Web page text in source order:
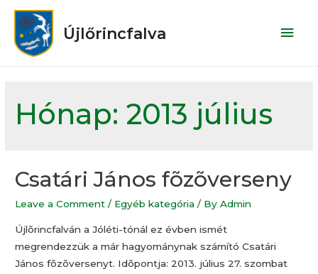
Újlőrincfalva
Hónap:2013 július
Csatári János fõzõverseny
Leave a Comment / Egyéb kategória / ByAdmin
Újlõrincfalván a Jóléti-tónál ez évben ismét
megrendezzük a már hagyománynak számító Csatári
János fõzõversenyt. Idõpontja: 2013. július 27. szombat